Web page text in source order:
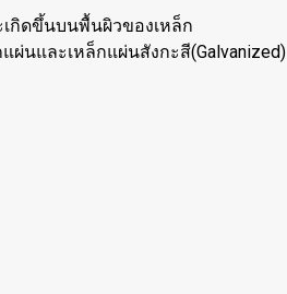
เกิดขึ้นบนพื้นผิวของเหล็ก
นและเหล็กแผ่นสังกะสี(Galvanized)